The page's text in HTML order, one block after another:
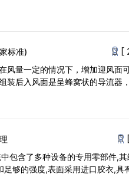
标准) [
风量一定的情况下，增加迎风面
后入风面是呈蜂窝状的导流器
包含了多种设备的专用零部件,
够的强度,表面采用进口胶衣,具